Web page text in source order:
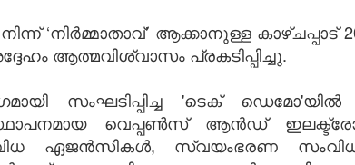
‘നിർമ്മാതാവ്’ ആക്കാനുള്ള
ആത്മവിശ്വാസം പ്രകടിപ്പിച്ചു.
സംഘടിപ്പിച്ച 'ടെക്
വെപ്പൺസ് ആൻഡ്
ഏജൻസികൾ, സ്വയംഭരണ